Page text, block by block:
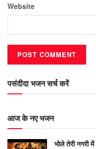
Website
पसंदीदा भजन सर्च करें
आज के नए भजन
भोले तेरी नगरी में